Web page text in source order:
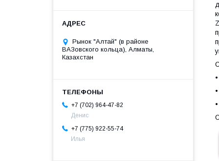
Рынок "Алтай" (в районе
ВАЗовского кольца), Алматы,
Казахстан
+7 (702) 964-47-82
Денис
+7 (775) 922-55-74
Илья